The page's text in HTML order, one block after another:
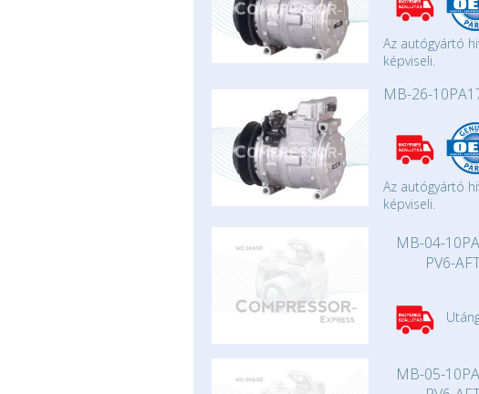
Az autógyártó
képviseli.
MB-26-
Az autógyártó
képviseli.
MB-04-
PV6-
MB-05-